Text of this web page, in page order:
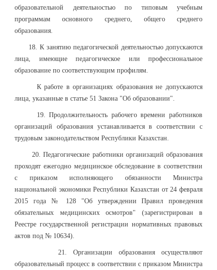
образовательной деятельностью по типовым учебным
программам основного среднего, общего среднего
образования.
18. К занятию педагогической деятельностью допускаются
лица, имеющие педагогическое или профессиональное
образование по соответствующим профилям.
К работе в организациях образования не допускаются
лица, указанные в статье 51 Закона "Об образовании".
19. Продолжительность рабочего времени работников
организаций образования устанавливается в соответствии с
трудовым законодательством Республики Казахстан.
20. Педагогические работники организаций образования
проходят ежегодно медицинское обследование в соответствии
с приказом исполняющего обязанности Министра
национальной экономики Республики Казахстан от 24 февраля
2015 года № 128 "Об утверждении Правил проведения
обязательных медицинских осмотров" (зарегистрирован в
Реестре государственной регистрации нормативных правовых
актов под № 10634).
21. Организации образования осуществляют
образовательный процесс в соответствии с приказом Министра